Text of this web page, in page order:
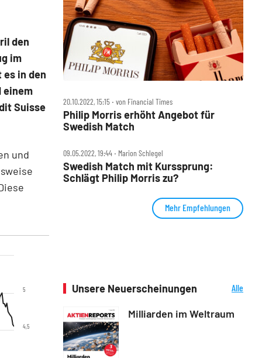
den
im
in den
einem
Suisse
und
4,5
5
20.10.2022, 15:15 ‧ von Financial Times
Philip Morris erhöht Angebot für
Swedish Match
09.05.2022, 19:44 ‧ Marion Schlegel
Swedish Match mit Kurssprung:
Schlägt Philip Morris zu?
Mehr Empfehlungen
Unsere Neuerscheinungen
Alle
Milliarden im Weltraum